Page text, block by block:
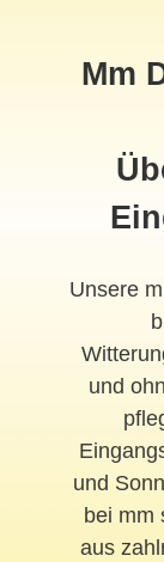
Mm
Unsere
und
und
bei mm
aus